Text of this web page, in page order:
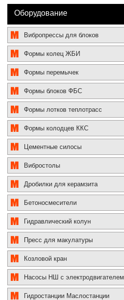
Оборудование
Вибропрессы для блоков
Формы колец ЖБИ
Формы перемычек
Формы блоков ФБС
Формы лотков теплотрасс
Формы колодцев ККС
Цементные силосы
Вибростолы
Дробилки для керамзита
Бетоносмесители
Гидравлический колун
Пресс для макулатуры
Козловой кран
Насосы НШ с электродвигателем
Гидростанции Маслостанции